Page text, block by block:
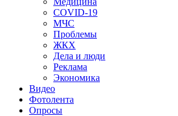
COVID-19
МЧС
Проблемы
ЖКХ
Дела и люди
Реклама
Экономика
Видео
Фотолента
Опросы